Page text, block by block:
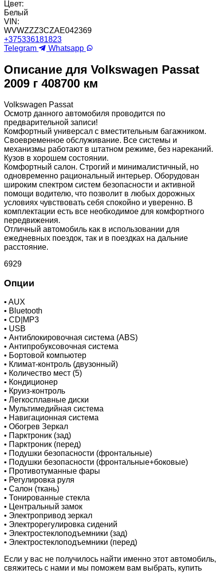
Цвет:
Белый
VIN:
WVWZZZ3CZAE042369
+375336181823
Telegram
Whatsapp
Описание для Volkswagen Passat
2009 г 408700 км
Volkswagen Passat
Осмотр данного автомобиля проводится по
предварительной записи!
Комфортный универсал с вместительным багажником.
Своевременное обслуживание. Все системы и
механизмы работают в штатном режиме, без нареканий.
Кузов в хорошем состоянии.
Комфортный салон. Строгий и минималистичный, но
одновременно рациональный интерьер. Оборудован
широким спектром систем безопасности и активной
помощи водителю, что позволит в любых дорожных
условиях чувствовать себя спокойно и уверенно. В
комплектации есть все необходимое для комфортного
передвижения.
Отличный автомобиль как в использовании для
ежедневных поездок, так и в поездках на дальние
расстояние.
6929
Опции
• AUX
• Bluetooth
• CD|MP3
• USB
• Антиблокировочная система (ABS)
• Антипробуксовочная система
• Бортовой компьютер
• Климат-контроль (двузонный)
• Количество мест (5)
• Кондиционер
• Круиз-контроль
• Легкосплавные диски
• Мультимедийная система
• Навигационная система
• Обогрев Зеркал
• Парктроник (зад)
• Парктроник (перед)
• Подушки безопасности (фронтальные)
• Подушки безопасности (фронтальные+боковые)
• Противотуманные фары
• Регулировка руля
• Салон (ткань)
• Тонированные стекла
• Центральный замок
• Электропривод зеркал
• Электрорегулировка сидений
• Электростеклоподъемники (зад)
• Электростеклоподъемники (перед)
Если у вас не получилось найти именно этот автомобиль,
свяжитесь с нами и мы поможем вам выбрать, купить